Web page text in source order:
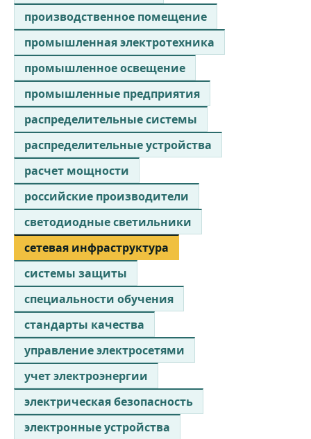
производственное помещение
промышленная электротехника
промышленное освещение
промышленные предприятия
распределительные системы
распределительные устройства
расчет мощности
российские производители
светодиодные светильники
сетевая инфраструктура
системы защиты
специальности обучения
стандарты качества
управление электросетями
учет электроэнергии
электрическая безопасность
электронные устройства